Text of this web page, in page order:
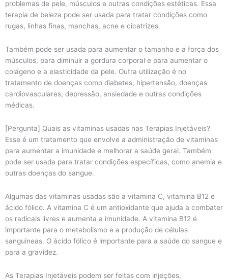
problemas de pele, músculos e outras condições estéticas. Essa
terapia de beleza pode ser usada para tratar condições como
rugas, linhas finas, manchas, acne e cicatrizes.
Também pode ser usada para aumentar o tamanho e a força dos
músculos, para diminuir a gordura corporal e para aumentar o
colágeno e a elasticidade da pele. Outra utilização é no
tratamento de doenças como diabetes, hipertensão, doenças
cardiovasculares, depressão, ansiedade e outras condições
médicas.
[Pergunta] Quais as vitaminas usadas nas Terapias Injetáveis?
Esse é um tratamento que envolve a administração de vitaminas
para aumentar a imunidade e melhorar a saúde geral. Também
pode ser usada para tratar condições específicas, como anemia e
outras doenças do sangue.
Algumas das vitaminas usadas são a vitamina C, vitamina B12 e
ácido fólico. A vitamina C é um antioxidante que ajuda a combater
os radicais livres e aumenta a imunidade. A vitamina B12 é
importante para o metabolismo e a produção de células
sanguíneas. O ácido fólico é importante para a saúde do sangue e
para a gravidez.
As Terapias Injetáveis podem ser feitas com injeções,